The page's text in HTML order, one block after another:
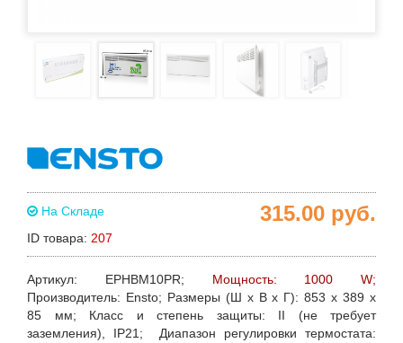
На Складе
ID товара: 207
315.00 руб.
Артикул: EPHBM10PR; Мощность: 1000 W;
Производитель: Ensto; Размеры (Ш х В х Г): 853 x 389 x
85 мм; Класс и степень защиты: II (не требует
заземления), IP21; Диапазон регулировки термостата: